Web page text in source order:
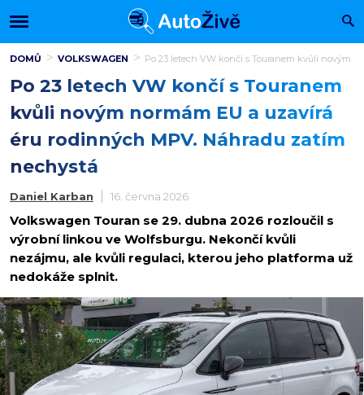
DOMŮ VOLKSWAGEN Po 23 letech VW končí s Touranem kvůli novým
Po 23 letech VW končí s Touranem
kvůli novým normám EU a uzavírá
éru rodinných MPV. Náhradu zatím
nechystá
Daniel Karban 16. června 2026
Volkswagen Touran se 29. dubna 2026 rozloučil s
výrobní linkou ve Wolfsburgu. Nekončí kvůli
nezájmu, ale kvůli regulaci, kterou jeho platforma už
nedokáže splnit.